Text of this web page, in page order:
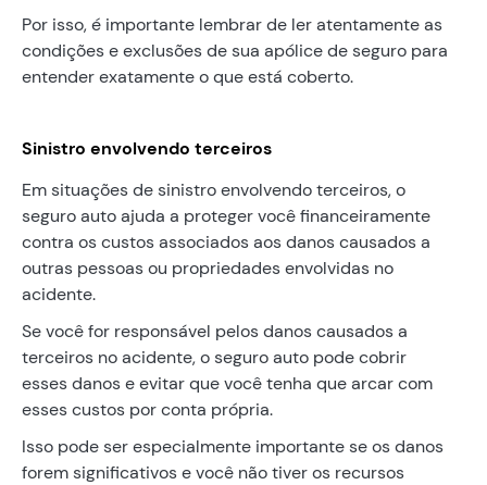
Por isso, é importante lembrar de ler atentamente as
condições e exclusões de sua apólice de seguro para
entender exatamente o que está coberto.
Sinistro envolvendo terceiros
Em situações de sinistro envolvendo terceiros, o
seguro auto ajuda a proteger você financeiramente
contra os custos associados aos danos causados ​​a
outras pessoas ou propriedades envolvidas no
acidente.
Se você for responsável pelos danos causados ​​a
terceiros no acidente, o seguro auto pode cobrir
esses danos e evitar que você tenha que arcar com
esses custos por conta própria.
Isso pode ser especialmente importante se os danos
forem significativos e você não tiver os recursos